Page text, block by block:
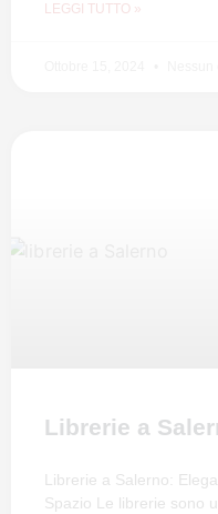
LEGGI TUTTO »
Librerie a
Librerie a Salerno:
Spazio Le librerie sono